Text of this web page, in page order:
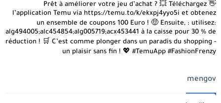
👋 Prêt à améliorer votre jeu d’achat ? 💥 Téléchargez
l’application Temu via https://temu.to/k/ekxpj4yyo5i et obtenez
un ensemble de coupons 100 Euro ! 🤑 Ensuite, : utilisez:
alg494005;alc454854;alg005719;acx453441 à la caisse pour 30 % de
réduction ! 🛒 C’est comme plonger dans un paradis du shopping -
un plaisir sans fin ! 💖 #TemuApp #FashionFrenzy
mengov